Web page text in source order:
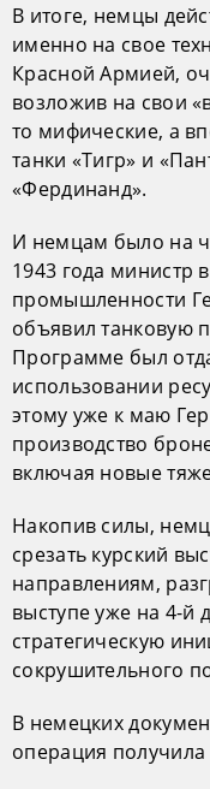
В итоге, немцы
именно на свое
Красной Армией,
возложив на свои
то мифические, а
танки «Тигр» и
«Фердинанд».
И немцам было на
1943 года министр
промышленности
объявил танковую
Программе был
использовании
этому уже к маю
производство
включая новые
Накопив силы,
срезать курский
направлениям,
выступе уже на 4-й
стратегическую
сокрушительного
В немецких
операция получила